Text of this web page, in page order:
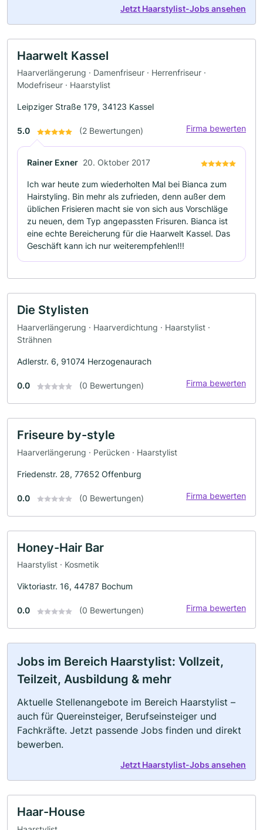
Jetzt Haarstylist-Jobs ansehen
Haarwelt Kassel
Haarverlängerung · Damenfriseur · Herrenfriseur ·
Modefriseur · Haarstylist
Leipziger Straße 179, 34123 Kassel
5.0 (2 Bewertungen) Firma bewerten
Rainer Exner 20. Oktober 2017
Ich war heute zum wiederholten Mal bei Bianca zum
Hairstyling. Bin mehr als zufrieden, denn außer dem
üblichen Frisieren macht sie von sich aus Vorschläge
zu neuen, dem Typ angepassten Frisuren. Bianca ist
eine echte Bereicherung für die Haarwelt Kassel. Das
Geschäft kann ich nur weiterempfehlen!!!
Die Stylisten
Haarverlängerung · Haarverdichtung · Haarstylist ·
Strähnen
Adlerstr. 6, 91074 Herzogenaurach
0.0 (0 Bewertungen) Firma bewerten
Friseure by-style
Haarverlängerung · Perücken · Haarstylist
Friedenstr. 28, 77652 Offenburg
0.0 (0 Bewertungen) Firma bewerten
Honey-Hair Bar
Haarstylist · Kosmetik
Viktoriastr. 16, 44787 Bochum
0.0 (0 Bewertungen) Firma bewerten
Jobs im Bereich Haarstylist: Vollzeit,
Teilzeit, Ausbildung & mehr
Aktuelle Stellenangebote im Bereich Haarstylist –
auch für Quereinsteiger, Berufseinsteiger und
Fachkräfte. Jetzt passende Jobs finden und direkt
bewerben.
Jetzt Haarstylist-Jobs ansehen
Haar-House